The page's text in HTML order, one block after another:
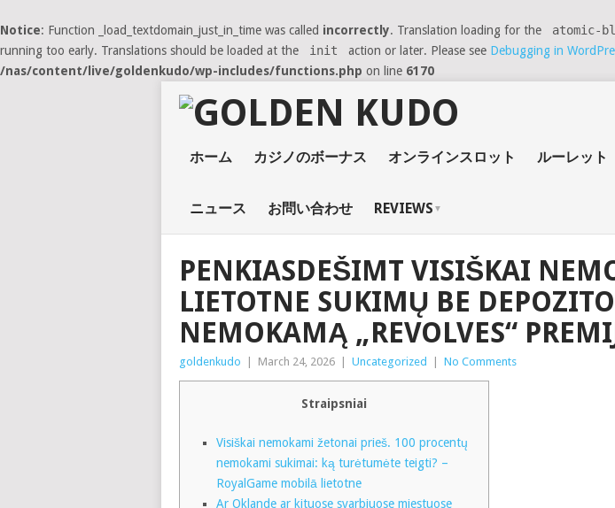
Notice: Function _load_textdomain_just_in_time was called incorrectly. Translation loading for the atomic-
running too early. Translations should be loaded at the
init action or later. Please see Debugging in
/nas/content/live/goldenkudo/wp-includes/functions.php on line 6170
ホーム カジノのボーナス オンラインスロット ルーレット
ニュース お問い合わせ REVIEWS
PENKIASDEŠIMT VISIŠKAI
LIETOTNE SUKIMŲ BE
NEMOKAMĄ „REVOLVES“
goldenkudo March 24, 2026 Uncategorized No Comments
Straipsniai
Visiškai nemokami žetonai prieš. 100 procentų
nemokami sukimai: ką turėtumėte teigti? –
RoyalGame mobilā lietotne
Ar Oklande ar kituose svarbiuose miestuose